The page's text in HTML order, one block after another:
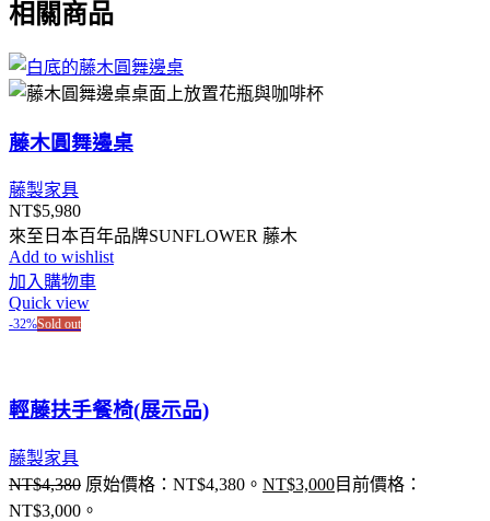
相關商品
藤木圓舞邊桌
藤製家具
NT$5,980
來至日本百年品牌SUNFLOWER 藤木
Add to wishlist
加入購物車
Quick view
-32%Sold out
輕藤扶手餐椅(展示品)
藤製家具
NT$4,380 原始價格：NT$4,380。 NT$3,000目前價格：
NT$3,000。